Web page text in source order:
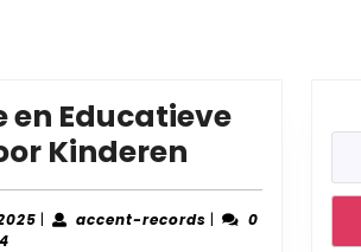
en Educatieve
Kinderen
en
Educatieve
11| accent-records accent-
|
0